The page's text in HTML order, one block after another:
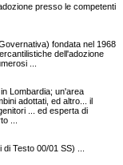
presso le competenti
fondata nel 1968
dell'adozione
...
Lombardia; un'area
adottati, ed altro... il
... ed esperta di
...
Testo 00/01 SS) ...